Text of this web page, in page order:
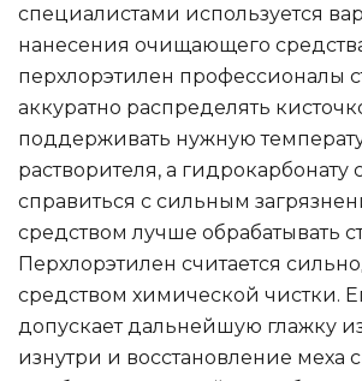
специалистами используется
нанесения очищающего
перхлорэтилен профессионалы
аккуратно распределять
поддерживать нужную
растворителя, а гидрокарбонату
справиться с сильным
средством лучше обрабатывать
Перхлорэтилен считается
средством химической чистки.
допускает дальнейшую глажку
изнутри и восстановление меха